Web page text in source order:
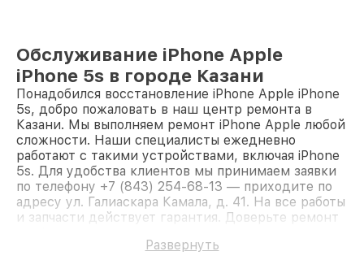
Обслуживание iPhone Apple
iPhone 5s в городе Казани
Понадобился восстановление iPhone Apple iPhone
5s, добро пожаловать в наш центр ремонта в
Казани. Мы выполняем ремонт iPhone Apple любой
сложности. Наши специалисты ежедневно
работают с такими устройствами, включая iPhone
5s. Для удобства клиентов мы принимаем заявки
по телефону +7 (843) 254-68-13 — приходите по
адресу ул. Галиаскара Камала, д. 41. На все работы
и запчасти действует гарантия. Доверьте ремонт
Развернуть